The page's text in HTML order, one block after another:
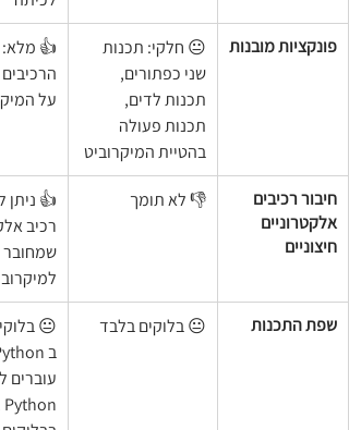
פונקציות מובנות
😐 חלקי: תכנות
שני כפתורים,
תכנות לדים,
תכנות פעולה
בהטיית המיקרוביט
👍
על
חיבור רכיבים
אלקטרוניים
חיצוניים
👎 לא תומך
👍
רכיב
שמחובר
שפת התכנות 😐 בלוקים בלבד 😐
עוברים